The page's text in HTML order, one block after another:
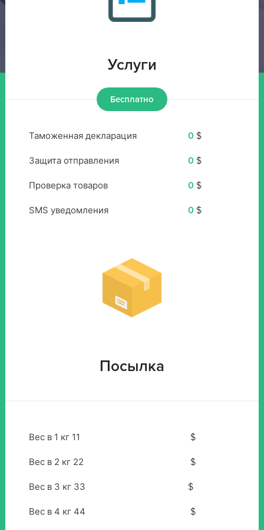
Услуги
Бесплатно
Таможенная декларация 0 $
Защита отправления 0 $
Проверка товаров 0 $
SMS уведомления 0 $
Посылка
Вес в 1 кг 11 $
Вес в 2 кг 22 $
Вес в 3 кг 33 $
Вес в 4 кг 44 $